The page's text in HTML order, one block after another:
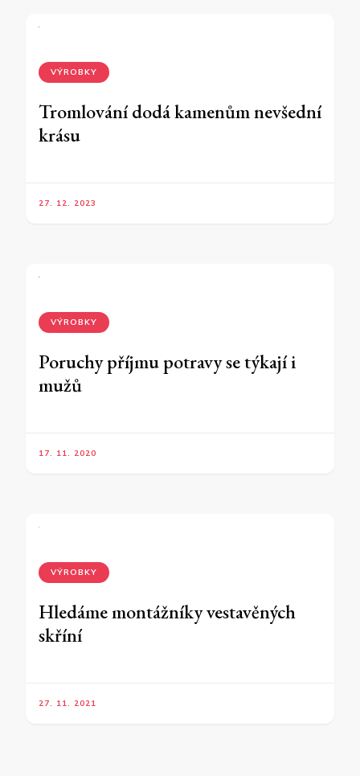
VÝROBKY
Tromlování dodá kamenům nevšední
krásu
27. 12. 2023
VÝROBKY
Poruchy příjmu potravy se týkají i
mužů
17. 11. 2020
VÝROBKY
Hledáme montážníky vestavěných
skříní
27. 11. 2021